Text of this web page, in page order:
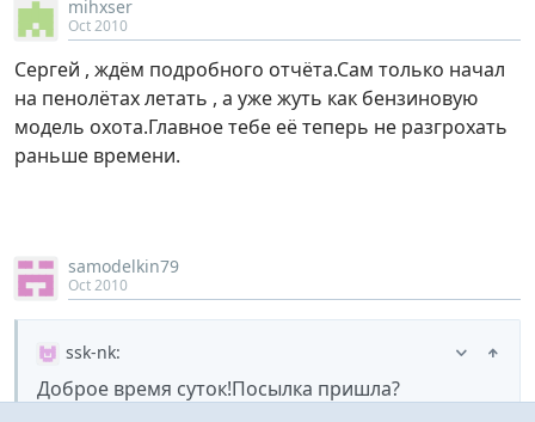
mihxser
Oct 2010
Сергей , ждём подробного отчёта.Сам только начал
на пенолётах летать , а уже жуть как бензиновую
модель охота.Главное тебе её теперь не разгрохать
раньше времени.
samodelkin79
Oct 2010
ssk-nk:
Доброе время суток!Посылка пришла?